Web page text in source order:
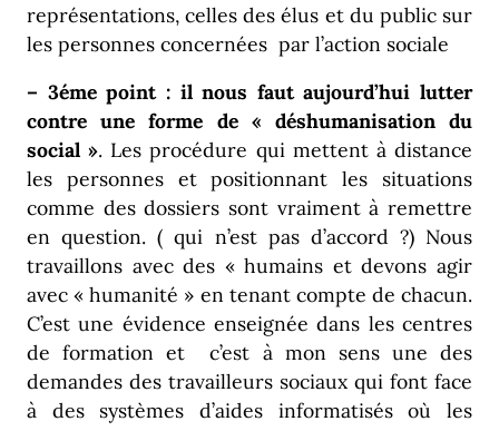
représentations, celles des élus et du public sur
les personnes concernées par l’action sociale
– 3éme point : il nous faut aujourd’hui lutter
contre une forme de « déshumanisation du
social ». Les procédure qui mettent à distance
les personnes et positionnant les situations
comme des dossiers sont vraiment à remettre
en question. ( qui n’est pas d’accord ?) Nous
travaillons avec des « humains et devons agir
avec « humanité » en tenant compte de chacun.
C’est une évidence enseignée dans les centres
de formation et c’est à mon sens une des
demandes des travailleurs sociaux qui font face
à des systèmes d’aides informatisés où les